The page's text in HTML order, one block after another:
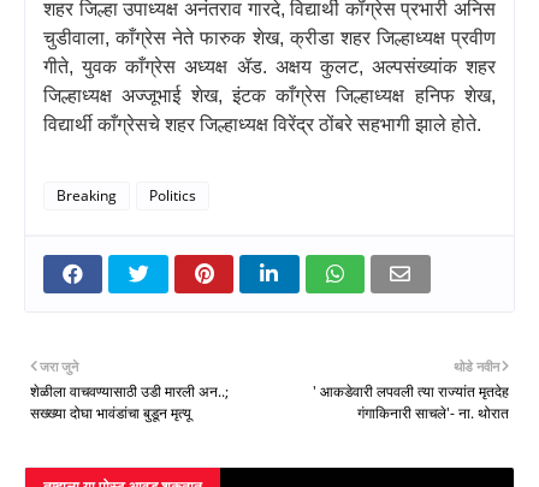
शहर जिल्हा उपाध्यक्ष अनंतराव गारदे,विद्यार्थी कॉंग्रेस प्रभारी अनिस
चुडीवाला,काँग्रेस नेते फारुक शेख,क्रीडा शहर जिल्हाध्यक्ष प्रवीण
गीते,युवक काँग्रेस अध्यक्ष ॲड. अक्षय कुलट, अल्पसंख्यांक शहर
जिल्हाध्यक्ष अज्जूभाई शेख,इंटक काँग्रेस जिल्हाध्यक्ष हनिफ शेख,
विद्यार्थी काँग्रेसचे शहर जिल्हाध्यक्ष विरेंद्र ठोंबरे सहभागी झाले होते.
Breaking Politics
थोडे नवीन
' आकडेवारी लपवली त्या राज्यांत मृतदेह
गंगाकिनारी साचले'- ना. थोरात
जरा जुने
शेळीला वाचवण्यासाठी उडी मारली अन..;
सख्ख्या दोघा भावंडांचा बुडून मृत्यू